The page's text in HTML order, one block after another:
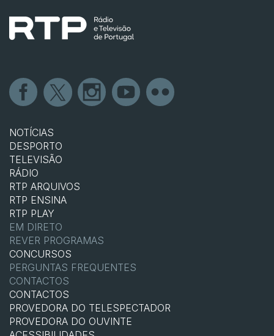
NOTÍCIAS
DESPORTO
TELEVISÃO
RÁDIO
RTP ARQUIVOS
RTP ENSINA
RTP PLAY
EM DIRETO
REVER PROGRAMAS
CONCURSOS
PERGUNTAS FREQUENTES
CONTACTOS
CONTACTOS
PROVEDORA DO TELESPECTADOR
PROVEDORA DO OUVINTE